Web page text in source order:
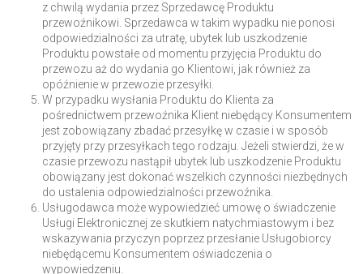
z chwilą wydania przez Sprzedawcę Produktu
przewoźnikowi. Sprzedawca w takim wypadku nie ponosi
odpowiedzialności za utratę, ubytek lub uszkodzenie
Produktu powstałe od momentu przyjęcia Produktu do
przewozu aż do wydania go Klientowi, jak również za
opóźnienie w przewozie przesyłki.
W przypadku wysłania Produktu do Klienta za
pośrednictwem przewoźnika Klient niebędący Konsumentem
jest zobowiązany zbadać przesyłkę w czasie i w sposób
przyjęty przy przesyłkach tego rodzaju. Jeżeli stwierdzi, że w
czasie przewozu nastąpił ubytek lub uszkodzenie Produktu
obowiązany jest dokonać wszelkich czynności niezbędnych
do ustalenia odpowiedzialności przewoźnika.
Usługodawca może wypowiedzieć umowę o świadczenie
Usługi Elektronicznej ze skutkiem natychmiastowym i bez
wskazywania przyczyn poprzez przesłanie Usługobiorcy
niebędącemu Konsumentem oświadczenia o
wypowiedzeniu.